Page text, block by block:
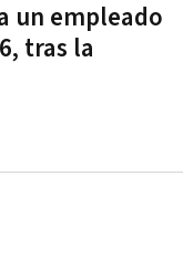
un empleado
tras la